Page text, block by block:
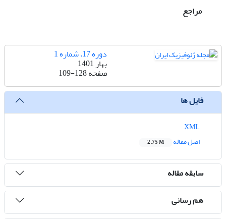
مراجع
دوره 17، شماره 1
بهار 1401
صفحه109-128
فایل ها
اصل مقاله
2.75 M
سابقه مقاله
هم رسانی